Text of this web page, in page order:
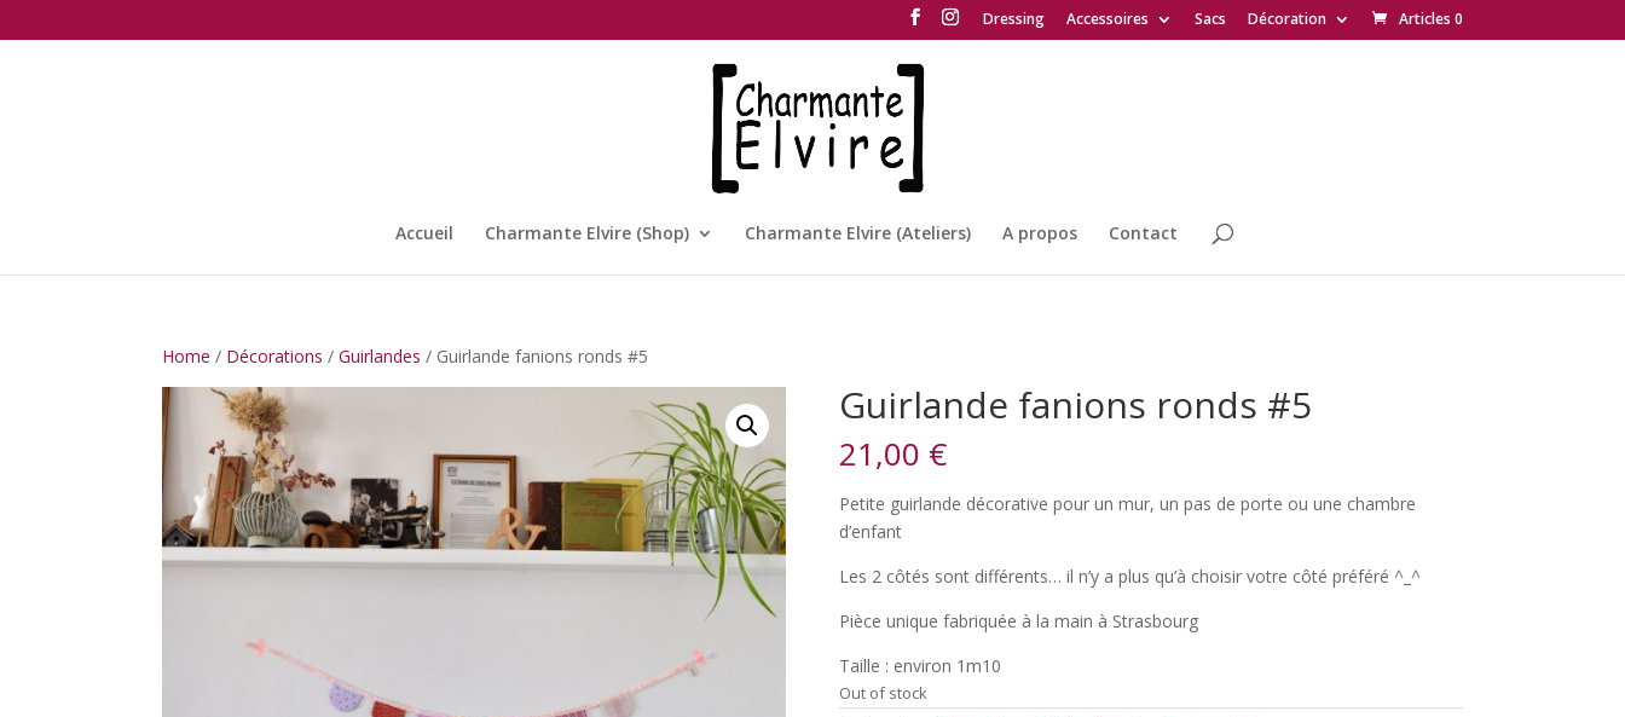
Dressing Accessoires Sacs Décoration Articles 0
Accueil Charmante Elvire (Shop) Charmante Elvire (Ateliers) A propos Contact
Home / Décorations /Guirlandes / Guirlande fanions ronds #5
Guirlande fanions ronds #5
21,00 €
Petite guirlande décorative pour un mur, un pas de porte ou une chambre
d’enfant
Les 2 côtés sont différents… il n’y a plus qu’à choisir votre côté préféré ^_^
Pièce unique fabriquée à la main à Strasbourg
Taille : environ 1m10
Out of stock